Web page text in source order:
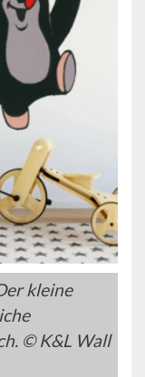
kleine
© K&L Wall